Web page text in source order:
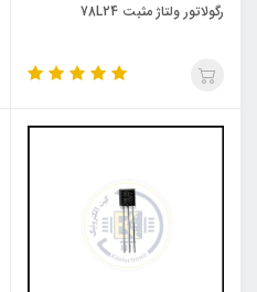
رگولاتور ولتاژ مثبت 78L24